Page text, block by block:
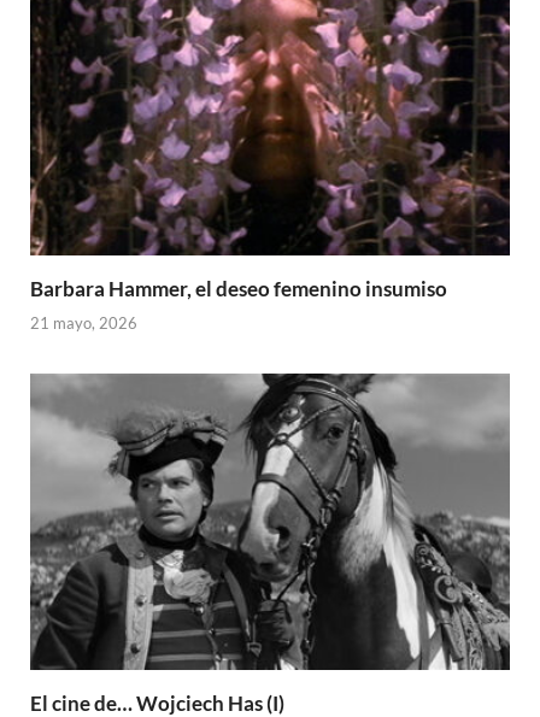
Barbara Hammer, el deseo femenino insumiso
21 mayo, 2026
El cine de… Wojciech Has (I)